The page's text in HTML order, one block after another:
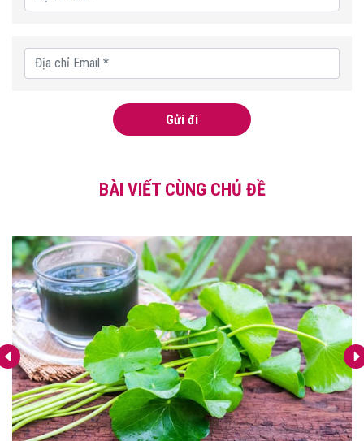
Gửi đi
BÀI VIẾT CÙNG CHỦ ĐỀ